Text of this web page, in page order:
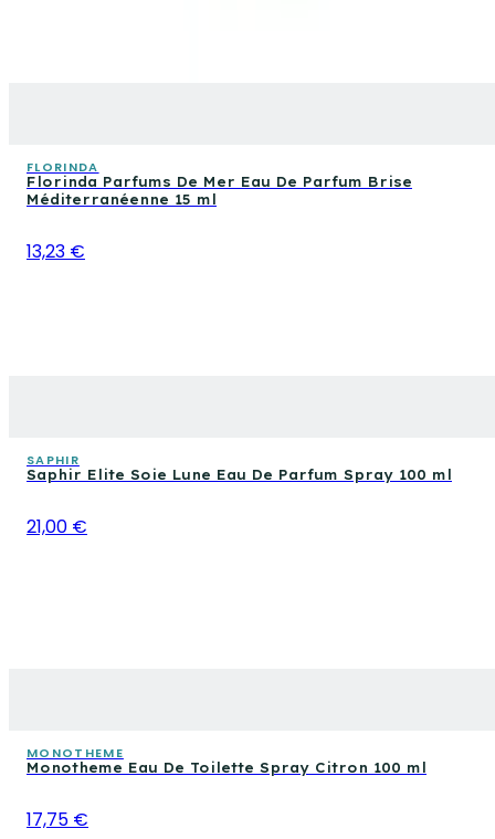
FLORINDA
Florinda Parfums De Mer Eau De Parfum Brise
Méditerranéenne 15 ml
13,23 €
SAPHIR
Saphir Elite Soie Lune Eau De Parfum Spray 100 ml
21,00 €
MONOTHEME
Monotheme Eau De Toilette Spray Citron 100 ml
17,75 €